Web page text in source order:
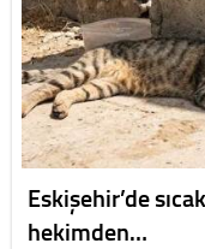
Eskişehir’de
hekimden…